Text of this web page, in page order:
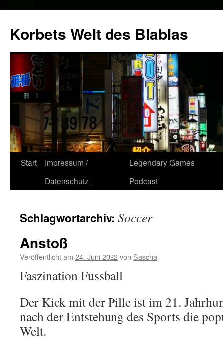
springen
Korbets Welt des Blablas
Start
Impressum /
Datenschutz
Legendary Games
Podcast
Schlagwortarchiv: Soccer
Anstoß
Veröffentlicht am 24. Juni 2022von Sascha
Faszination Fussball
Der Kick mit der Pille ist im 21.
nach der Entstehung des Sports die
Welt.